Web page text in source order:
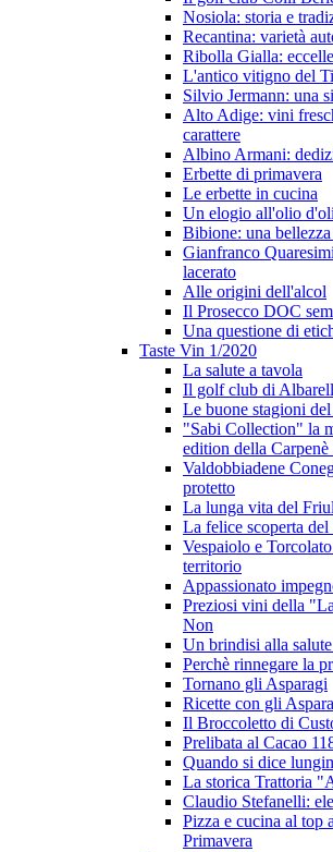
Nosiola: storia e
Recantina: varietà
Ribolla Gialla:
L'antico vitigno del
Silvio Jermann: una
Alto Adige: vini
carattere
Albino Armani:
Erbette di primavera
Le erbette in cucina
Un elogio all'olio
Bibione: una
Gianfranco
lacerato
Alle origini dell'alcol
Il Prosecco DOC
Una questione di
Taste Vin 1/2020
La salute a tavola
Il golf club di
Le buone stagioni
"Sabi Collection" la
edition della
Valdobbiadene
protetto
La lunga vita del
La felice scoperta
Vespaiolo e
territorio
Appassionato
Preziosi vini della
Non
Un brindisi alla
Perchè rinnegare la
Tornano gli Asparagi
Ricette con gli
Il Broccoletto di
Prelibata al Cacao
Quando si dice
La storica Trattoria
Claudio Stefanelli:
Pizza e cucina al top
Primavera